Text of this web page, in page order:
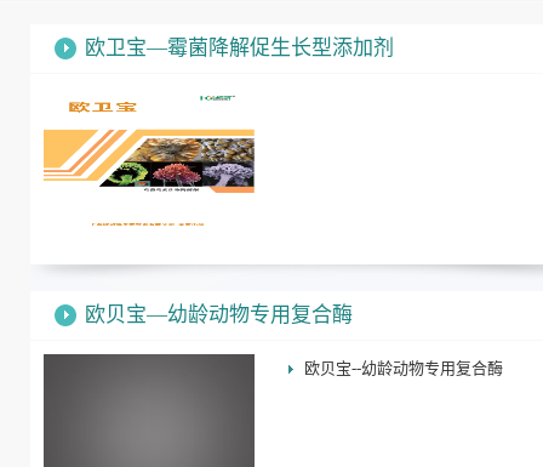
欧卫宝—霉菌降解促生长型添加剂
欧贝宝—幼龄动物专用复合酶
欧贝宝--幼龄动物专用复合酶